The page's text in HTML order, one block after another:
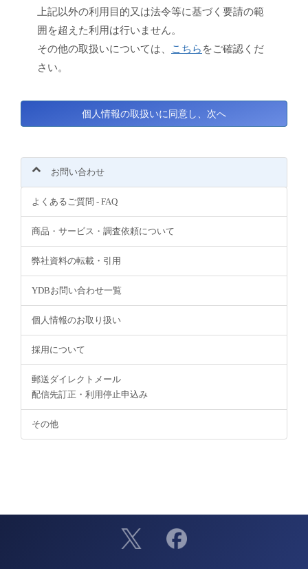
上記以外の利用目的又は法令等に基づく要請の範
囲を超えた利用は行いません。
その他の取扱いについては、
こちら をご確認くだ
さい。
お問い合わせ
よくあるご質問 - FAQ
商品・サービス・調査依頼について
弊社資料の転載・引用
YDBお問い合わせ一覧
個人情報のお取り扱い
採用について
郵送ダイレクトメール
配信先訂正・利用停止申込み
その他